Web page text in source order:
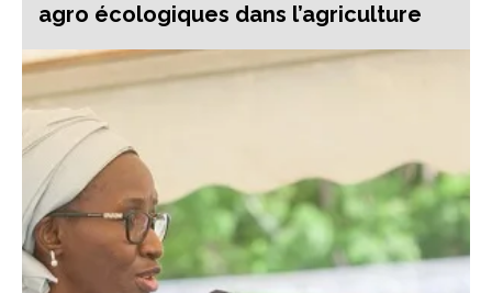
agro écologiques dans l’agriculture